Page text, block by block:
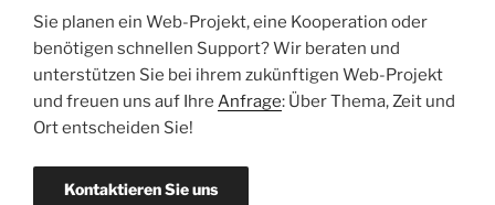
Sie planen ein Web-Projekt, eine Kooperation oder
benötigen schnellen Support? Wir beraten und
unterstützen Sie bei ihrem zukünftigen Web-Projekt
und freuen uns auf Ihre Anfrage: Über Thema, Zeit und
Ort entscheiden Sie!
Kontaktieren Sie uns